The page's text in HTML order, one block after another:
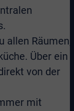
allen Räumen,
Über ein
von der
mit